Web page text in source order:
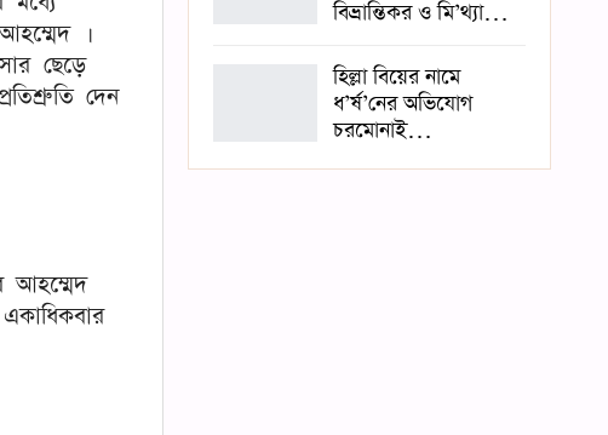
।
ছেড়ে
দেন
আহম্মেদ
বিভ্রান্তিকর ও মি’থ্যা…
হিল্লা বিয়ের নামে
ধ’র্ষ’নের অভিযোগ
চরমোনাই…